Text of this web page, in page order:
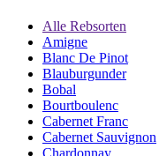
Alle Rebsorten
Amigne
Blanc De Pinot
Blauburgunder
Bobal
Bourtboulenc
Cabernet Franc
Cabernet Sauvignon
Chardonnay